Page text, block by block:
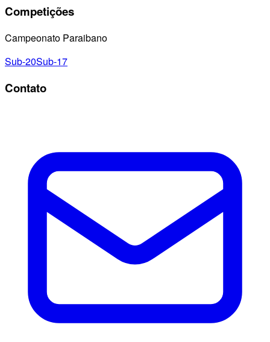
Competições
Campeonato Paraibano
Sub-20Sub-17
Contato